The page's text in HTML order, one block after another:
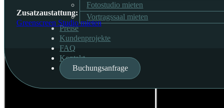
Fotostudio mieten
Vortragssaal mieten
Preise
Kundenprojekte
FAQ
Kontakt
Buchungsanfrage
Zusatzaustattung:
Greenscreen Studio mieten